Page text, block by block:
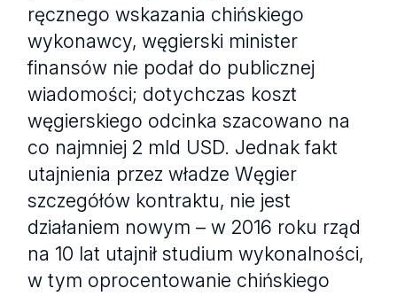
ręcznego wskazania chińskiego
wykonawcy, węgierski minister
finansów nie podał do publicznej
wiadomości; dotychczas koszt
węgierskiego odcinka szacowano na
co najmniej 2 mld USD. Jednak fakt
utajnienia przez władze Węgier
szczegółów kontraktu, nie jest
działaniem nowym – w 2016 roku rząd
na 10 lat utajnił studium wykonalności,
w tym oprocentowanie chińskiego